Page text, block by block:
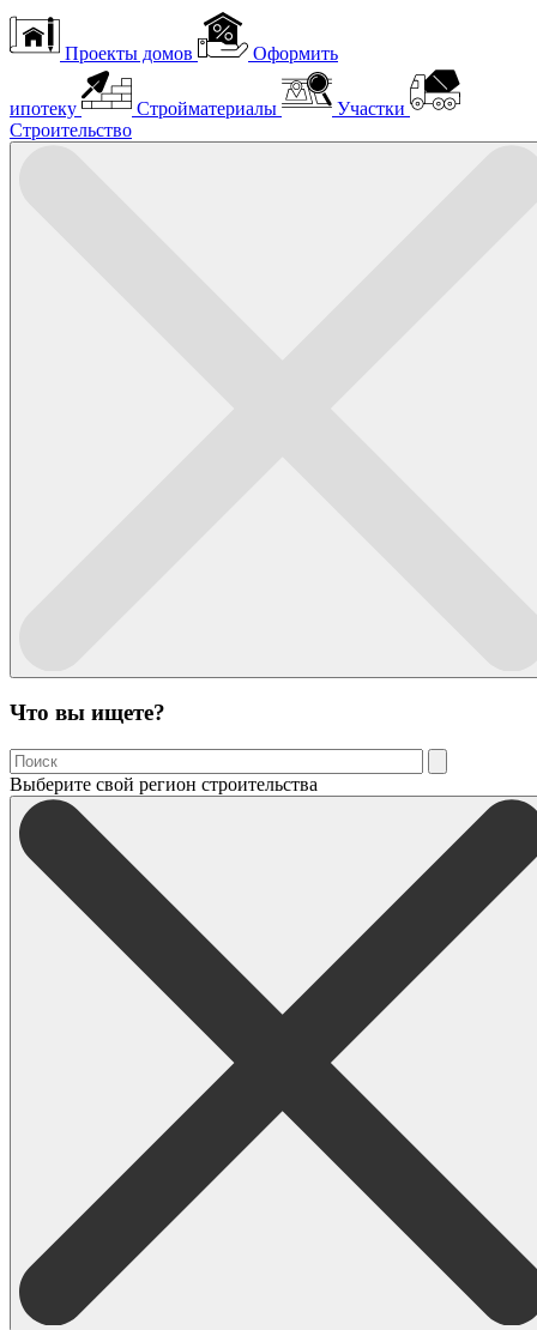
Проекты домов Оформить
ипотеку Стройматериалы
Участки
Строительство
Что вы ищете?
Выберите свой регион строительства